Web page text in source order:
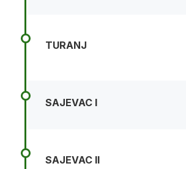
TURANJ
SAJEVAC I
SAJEVAC II